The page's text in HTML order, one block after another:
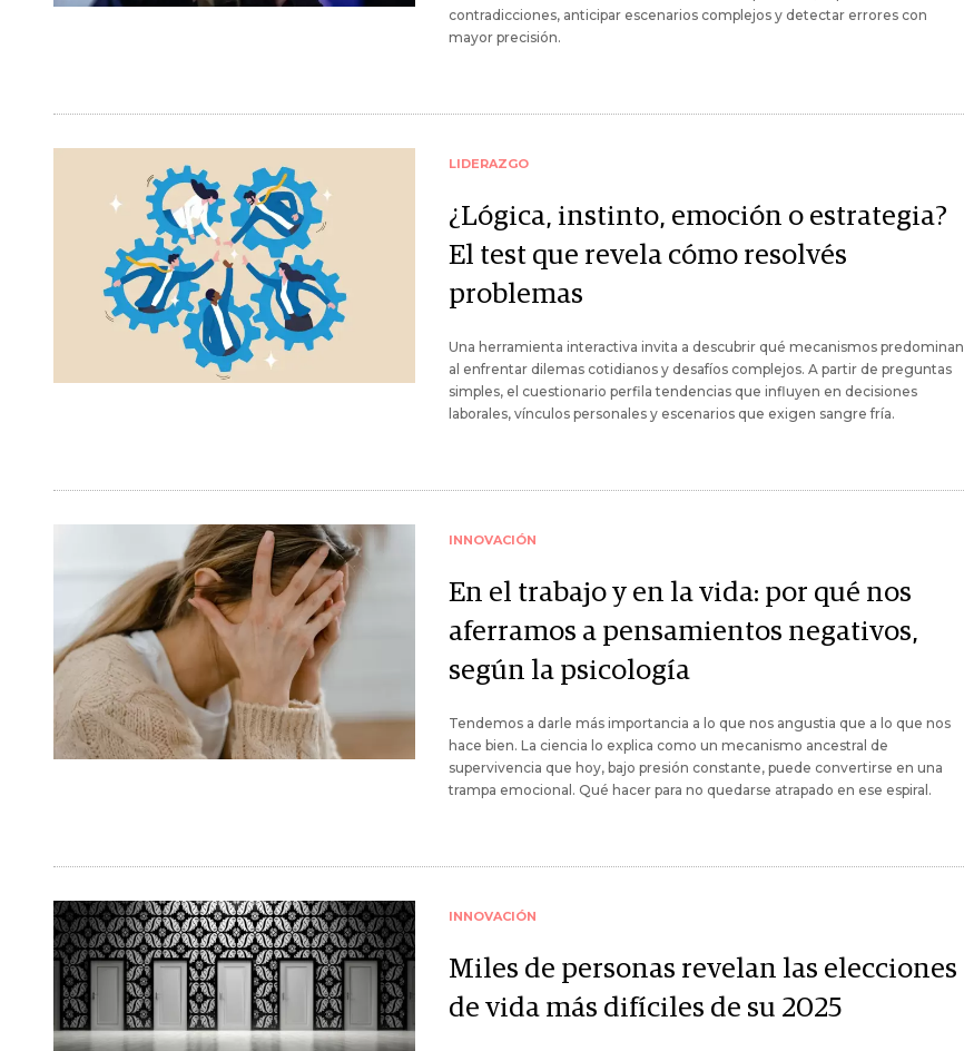
contradicciones, anticipar escenarios complejos y detectar errores con
mayor precisión.
LIDERAZGO
¿Lógica, instinto, emoción o estrategia?
El test que revela cómo resolvés
problemas
Una herramienta interactiva invita a descubrir qué mecanismos predominan
al enfrentar dilemas cotidianos y desafíos complejos. A partir de preguntas
simples, el cuestionario perfila tendencias que influyen en decisiones
laborales, vínculos personales y escenarios que exigen sangre fría.
INNOVACIÓN
En el trabajo y en la vida: por qué nos
aferramos a pensamientos negativos,
según la psicología
Tendemos a darle más importancia a lo que nos angustia que a lo que nos
hace bien. La ciencia lo explica como un mecanismo ancestral de
supervivencia que hoy, bajo presión constante, puede convertirse en una
trampa emocional. Qué hacer para no quedarse atrapado en ese espiral.
INNOVACIÓN
Miles de personas revelan las elecciones
de vida más difíciles de su 2025